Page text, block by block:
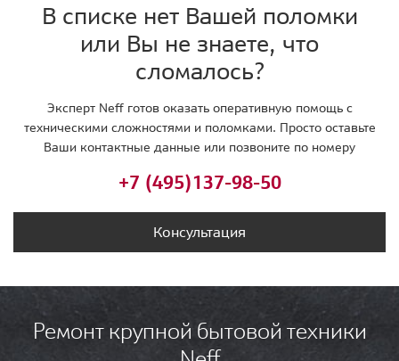
В списке нет Вашей поломки
или Вы не знаете, что
сломалось?
Эксперт Neff готов оказать оперативную помощь с
техническими сложностями и поломками. Просто оставьте
Ваши контактные данные или позвоните по номеру
+7 (495)137-98-50
Консультация
Ремонт крупной бытовой техники